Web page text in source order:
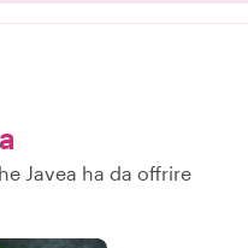
Javea ha da offrire